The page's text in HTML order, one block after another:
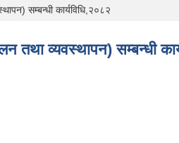
सम्बन्धी कार्यविधि,२०८२
तथा व्यवस्थापन) सम्बन्धी